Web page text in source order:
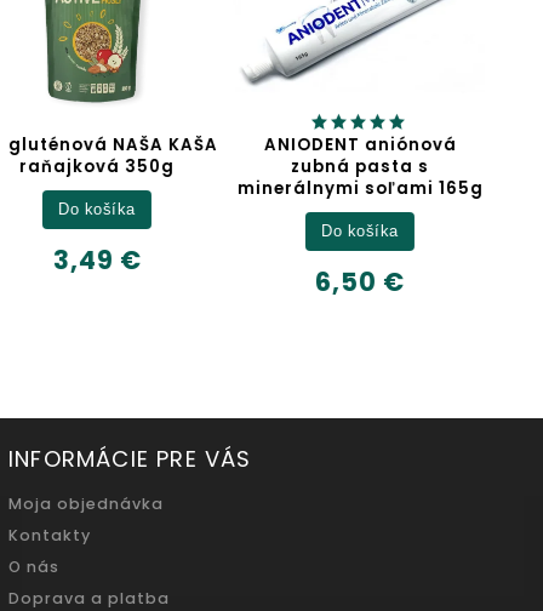
ANIODENT aniónová
zubná pasta s
minerálnymi soľami 165g
Do košíka
Jablčný ocot
6,32 €
INFORMÁCIE PRE VÁS
Moja objednávka
Kontakty
O nás
Doprava a platba